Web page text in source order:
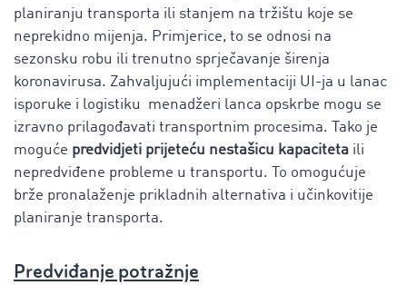
planiranju transporta ili stanjem na tržištu koje se
neprekidno mijenja. Primjerice, to se odnosi na
sezonsku robu ili trenutno sprječavanje širenja
koronavirusa. Zahvaljujući implementaciji UI-ja u lanac
isporuke i logistiku menadžeri lanca opskrbe mogu se
izravno prilagođavati transportnim procesima. Tako je
moguće predvidjeti prijeteću nestašicu kapaciteta ili
nepredviđene probleme u transportu. To omogućuje
brže pronalaženje prikladnih alternativa i učinkovitije
planiranje transporta.
Predviđanje potražnje